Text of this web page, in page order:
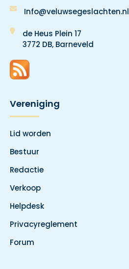
Info@veluwsegeslachten.nl
de Heus Plein 17
3772 DB, Barneveld
Vereniging
Lid worden
Bestuur
Redactie
Verkoop
Helpdesk
Privacyreglement
Forum